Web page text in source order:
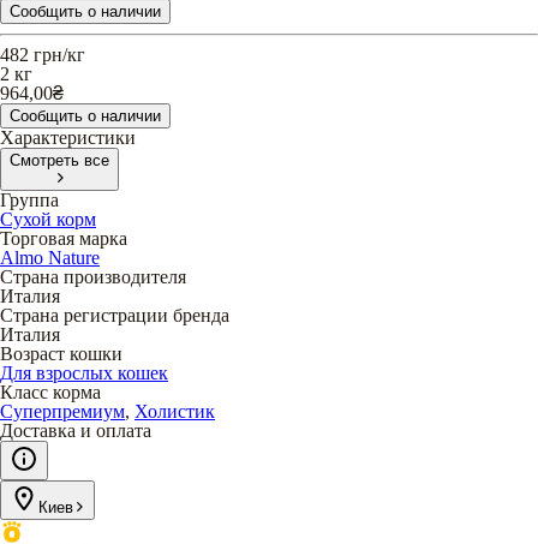
Сообщить о наличии
482 грн/кг
2 кг
964,00₴
Сообщить о наличии
Характеристики
Смотреть все
Группа
Сухой корм
Торговая марка
Almo Nature
Страна производителя
Италия
Страна регистрации бренда
Италия
Возраст кошки
Для взрослых кошек
Класс корма
Суперпремиум, Холистик
Доставка и оплата
Киев